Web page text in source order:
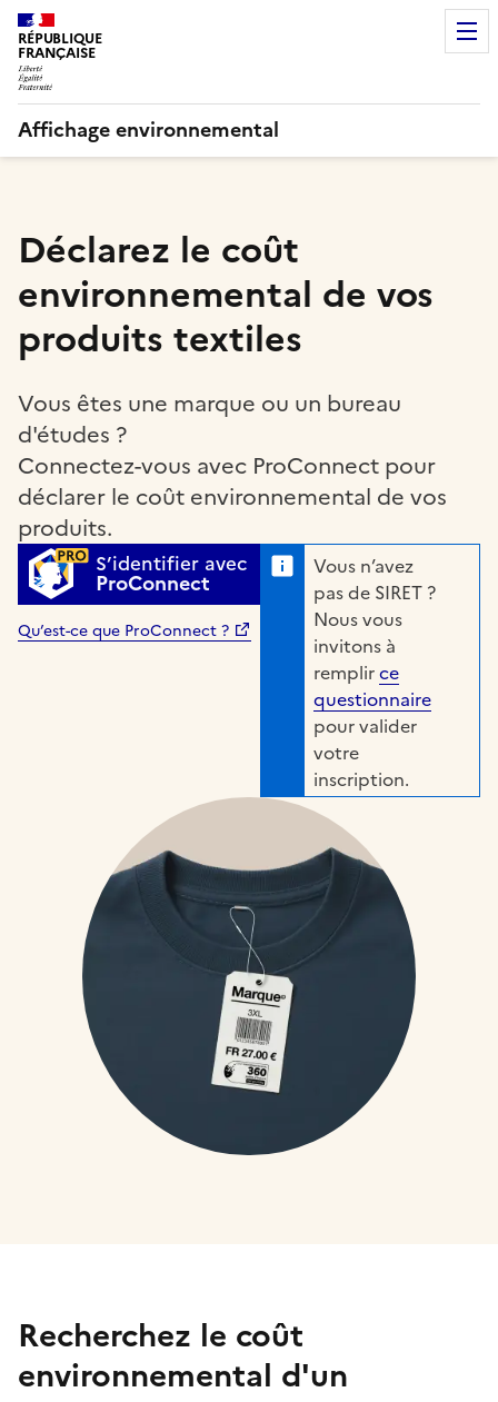
RÉPUBLIQUE
FRANÇAISE
Affichage environnemental
Déclarez le coût
environnemental de vos
produits textiles
Vous êtes une marque ou un bureau
d'études ?
Connectez-vous avec ProConnect pour
déclarer le coût environnemental de vos
produits.
S’identifier avec
ProConnect
Qu’est-ce que ProConnect ?
Vous n’avez
pas de SIRET ?
Nous vous
invitons à
remplirce
questionnaire
pour valider
votre
inscription.
Recherchez le coût
environnemental d'un